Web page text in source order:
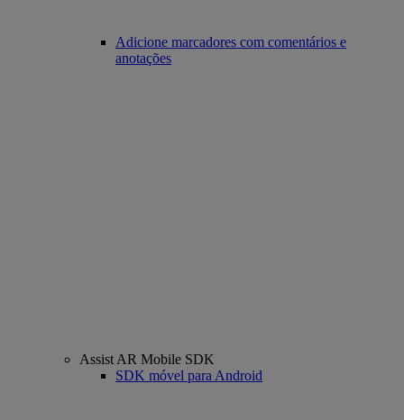
Adicione marcadores com comentários e
anotações
Assist AR Mobile SDK
SDK móvel para Android